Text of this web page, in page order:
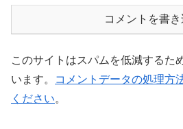
コメントを書き
このサイトはスパムを低減するた
います。
コメントデータの処理方
ください。